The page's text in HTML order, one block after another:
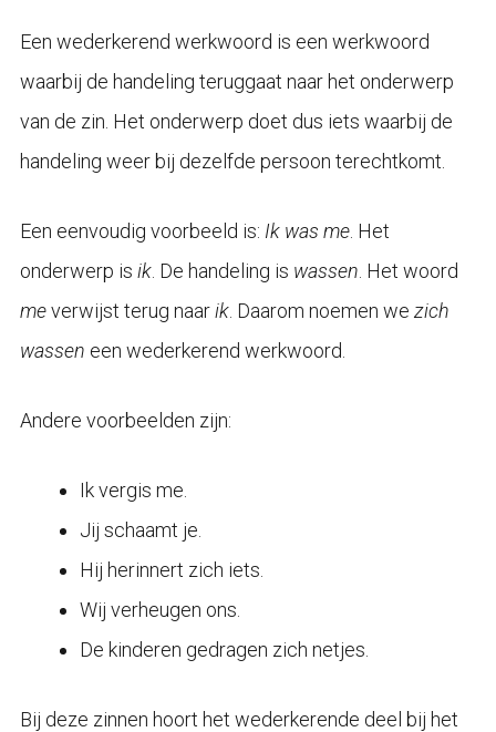
Een wederkerend werkwoord is een werkwoord
waarbij de handeling teruggaat naar het onderwerp
van de zin. Het onderwerp doet dus iets waarbij de
handeling weer bij dezelfde persoon terechtkomt.
Een eenvoudig voorbeeld is: Ik was me. Het
onderwerp is ik. De handeling is wassen . Het woord
meverwijst terug naarik. Daarom noemen we zich
wassen een wederkerend werkwoord.
Andere voorbeelden zijn:
Ik vergis me.
Jij schaamt je.
Hij herinnert zich iets.
Wij verheugen ons.
De kinderen gedragen zich netjes.
Bij deze zinnen hoort het wederkerende deel bij het